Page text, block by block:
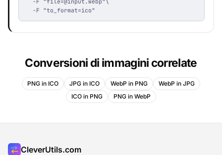
  -F "to_format=ico"
Conversioni di immagini correlate
PNG in ICO JPG in ICO WebP in PNG
WebP in JPG
ICO in PNG
PNG in WebP
CleverUtils.com